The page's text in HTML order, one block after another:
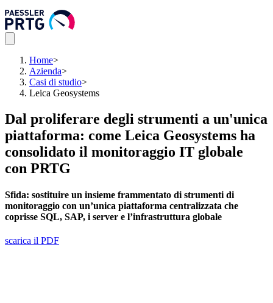
Home>
Azienda>
Casi di studio>
Leica Geosystems
Dal proliferare degli strumenti a un'unica
piattaforma: come Leica Geosystems ha
consolidato il monitoraggio IT globale
con PRTG
Sfida: sostituire un insieme frammentato di strumenti di
monitoraggio con un’unica piattaforma centralizzata che
coprisse SQL, SAP, i server e l’infrastruttura globale
scarica il PDF